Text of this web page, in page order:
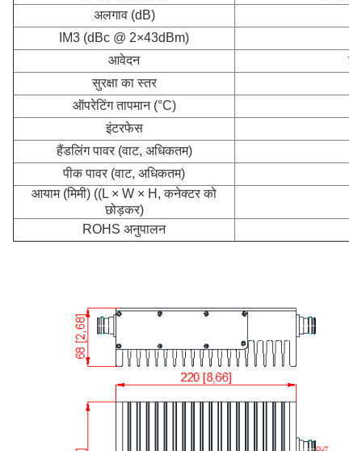
अलगाव (dB)
IM3 (dBc @ 2×43dBm)
आवेदन
सुरक्षा का स्तर
ऑपरेटिंग तापमान (°C)
इंटरफेस
हैंडलिंग पावर (वाट, अधिकतम)
पीक पावर (वाट, अधिकतम)
आयाम (मिमी) ((L × W × H, कनेक्टर को
छोड़कर)
ROHS अनुपालन